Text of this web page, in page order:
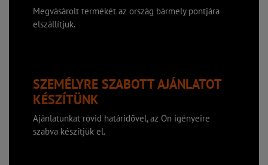
Megvásárolt termékét az ország bármely pontjára
elszállítjuk.
SZEMÉLYRE SZABOTT AJÁNLATOT
KÉSZÍTÜNK
Ajánlatunkat rövid határidővel, az Ön igényeire
szabva készítjük el.